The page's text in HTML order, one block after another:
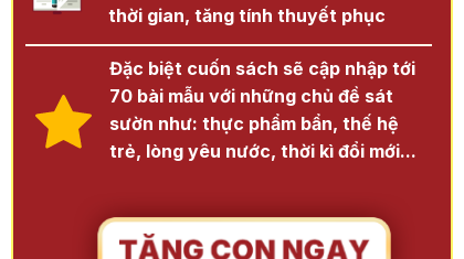
thời gian, tăng tính thuyết phục
Đặc biệt cuốn sách sẽ cập nhập tới
70 bài mẫu với những chủ đề sát
sườn như: thực phẩm bẩn, thế hệ
trẻ, lòng yêu nước, thời kì đổi mới...